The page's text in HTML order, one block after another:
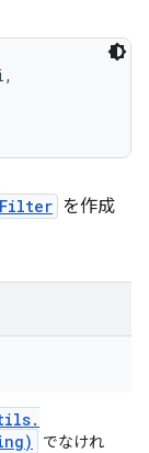
を作成
.
でなけれ